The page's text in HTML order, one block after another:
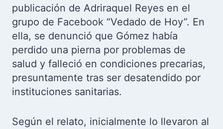
publicación de Adriraquel Reyes en el
grupo de Facebook “Vedado de Hoy”. En
ella, se denunció que Gómez había
perdido una pierna por problemas de
salud y falleció en condiciones precarias,
presuntamente tras ser desatendido por
instituciones sanitarias.
Según el relato, inicialmente lo llevaron al